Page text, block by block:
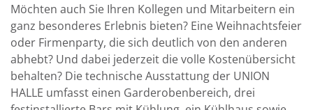
Möchten auch Sie Ihren Kollegen und Mitarbeitern ein
ganz besonderes Erlebnis bieten? Eine Weihnachtsfeier
oder Firmenparty, die sich deutlich von den anderen
abhebt? Und dabei jederzeit die volle Kostenübersicht
behalten? Die technische Ausstattung der UNION
HALLE umfasst einen Garderobenbereich, drei